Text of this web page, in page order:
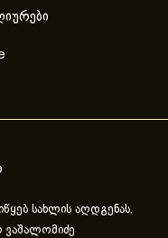
სახლის აღდგენას,
ვაშალომიძე